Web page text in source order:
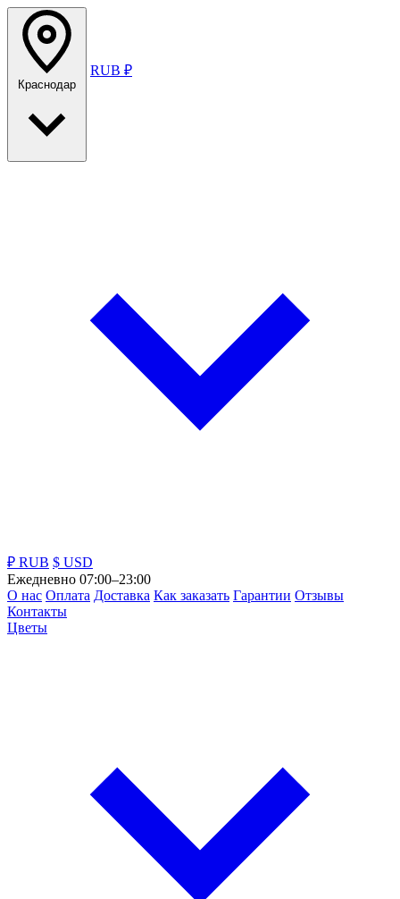
Краснодар
RUB ₽
₽ RUB $ USD
Ежедневно 07:00–23:00
О нас Оплата Доставка Как заказать Гарантии Отзывы
Контакты
Цветы